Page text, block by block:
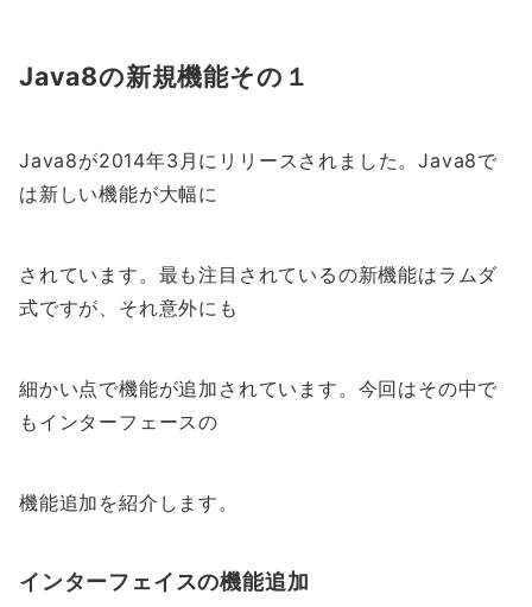
Java8の新規機能その１
Java8が2014年3月にリリースされました。Java8で
は新しい機能が大幅に
されています。最も注目されているの新機能はラムダ
式ですが、それ意外にも
細かい点で機能が追加されています。今回はその中で
もインターフェースの
機能追加を紹介します。
インターフェイスの機能追加